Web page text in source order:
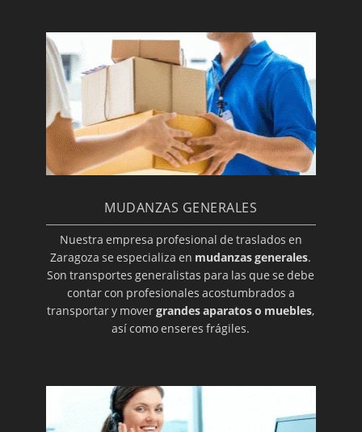
MUDANZAS GENERALES
Nuestra empresa profesional de traslados en
Zaragoza se especializa en mudanzas generales.
Son transportes generalistas para las que se debe
contar con profesionales acostumbrados a
transportar y movergrandes aparatos o muebles,
así como enseres frágiles.